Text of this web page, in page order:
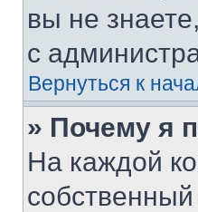
вы не
с
Вернуться к
» Почему я
На каждой